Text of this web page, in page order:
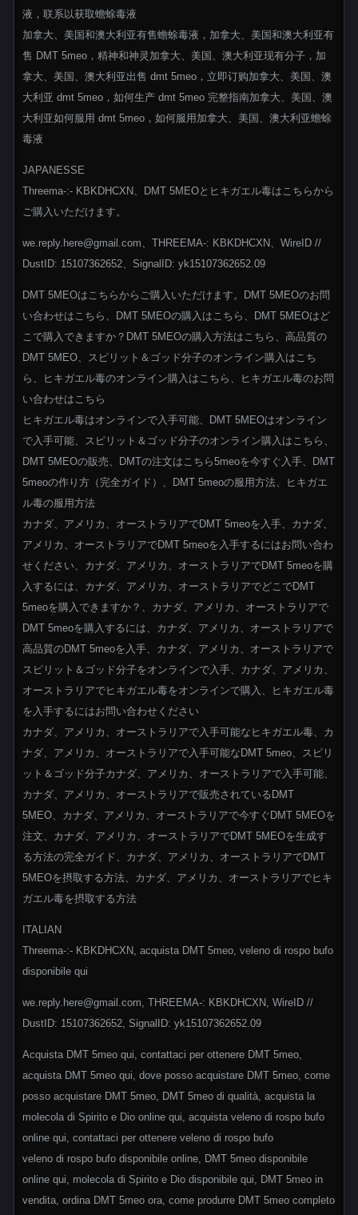
液，联系以获取蟾蜍毒液
加拿大、美国和澳大利亚有售蟾蜍毒液，加拿大、美国和澳大利亚有
售 DMT 5meo，精神和神灵加拿大、美国、澳大利亚现有分子，加
拿大、美国、澳大利亚出售 dmt 5meo，立即订购加拿大、美国、澳
大利亚 dmt 5meo，如何生产 dmt 5meo 完整指南加拿大、美国、澳
大利亚如何服用 dmt 5meo，如何服用加拿大、美国、澳大利亚蟾蜍
毒液
JAPANESSE
Threema-:- KBKDHCXN、DMT 5MEOとヒキガエル毒はこちらから
ご購入いただけます。
we.reply.here@gmail.com、THREEMA-: KBKDHCXN、WireID //
DustID: 15107362652、SignalID: yk15107362652.09
DMT 5MEOはこちらからご購入いただけます。DMT 5MEOのお問
い合わせはこちら、DMT 5MEOの購入はこちら、DMT 5MEOはど
こで購入できますか？DMT 5MEOの購入方法はこちら、高品質の
DMT 5MEO、スピリット＆ゴッド分子のオンライン購入はこち
ら、ヒキガエル毒のオンライン購入はこちら、ヒキガエル毒のお問
い合わせはこちら
ヒキガエル毒はオンラインで入手可能、DMT 5MEOはオンライン
で入手可能、スピリット＆ゴッド分子のオンライン購入はこちら、
DMT 5MEOの販売、DMTの注文はこちら5meoを今すぐ入手、DMT
5meoの作り方（完全ガイド）、DMT 5meoの服用方法、ヒキガエ
ル毒の服用方法
カナダ、アメリカ、オーストラリアでDMT 5meoを入手、カナダ、
アメリカ、オーストラリアでDMT 5meoを入手するにはお問い合わ
せください、カナダ、アメリカ、オーストラリアでDMT 5meoを購
入するには、カナダ、アメリカ、オーストラリアでどこでDMT
5meoを購入できますか？、カナダ、アメリカ、オーストラリアで
DMT 5meoを購入するには、カナダ、アメリカ、オーストラリアで
高品質のDMT 5meoを入手、カナダ、アメリカ、オーストラリアで
スピリット＆ゴッド分子をオンラインで入手、カナダ、アメリカ、
オーストラリアでヒキガエル毒をオンラインで購入、ヒキガエル毒
を入手するにはお問い合わせください
カナダ、アメリカ、オーストラリアで入手可能なヒキガエル毒、カ
ナダ、アメリカ、オーストラリアで入手可能なDMT 5meo、スピリ
ット＆ゴッド分子カナダ、アメリカ、オーストラリアで入手可能、
カナダ、アメリカ、オーストラリアで販売されているDMT
5MEO、カナダ、アメリカ、オーストラリアで今すぐDMT 5MEOを
注文、カナダ、アメリカ、オーストラリアでDMT 5MEOを生成す
る方法の完全ガイド、カナダ、アメリカ、オーストラリアでDMT
5MEOを摂取する方法、カナダ、アメリカ、オーストラリアでヒキ
ガエル毒を摂取する方法
ITALIAN
Threema-:- KBKDHCXN, acquista DMT 5meo, veleno di rospo bufo
disponibile qui
we.reply.here@gmail.com, THREEMA-: KBKDHCXN, WireID //
DustID: 15107362652, SignalID: yk15107362652.09
Acquista DMT 5meo qui, contattaci per ottenere DMT 5meo,
acquista DMT 5meo qui, dove posso acquistare DMT 5meo, come
posso acquistare DMT 5meo, DMT 5meo di qualità, acquista la
molecola di Spirito e Dio online qui, acquista veleno di rospo bufo
online qui, contattaci per ottenere veleno di rospo bufo
veleno di rospo bufo disponibile online, DMT 5meo disponibile
online qui, molecola di Spirito e Dio disponibile qui, DMT 5meo in
vendita, ordina DMT 5meo ora, come produrre DMT 5meo completo